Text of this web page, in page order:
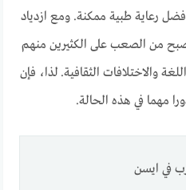
رعاية طبية ممكنة. ومع ازدياد
أصبح من الصعب على الكثيرين منهم
والاختلافات الثقافية. لذا، فإن
مهما في هذه الحالة.
في ايسن